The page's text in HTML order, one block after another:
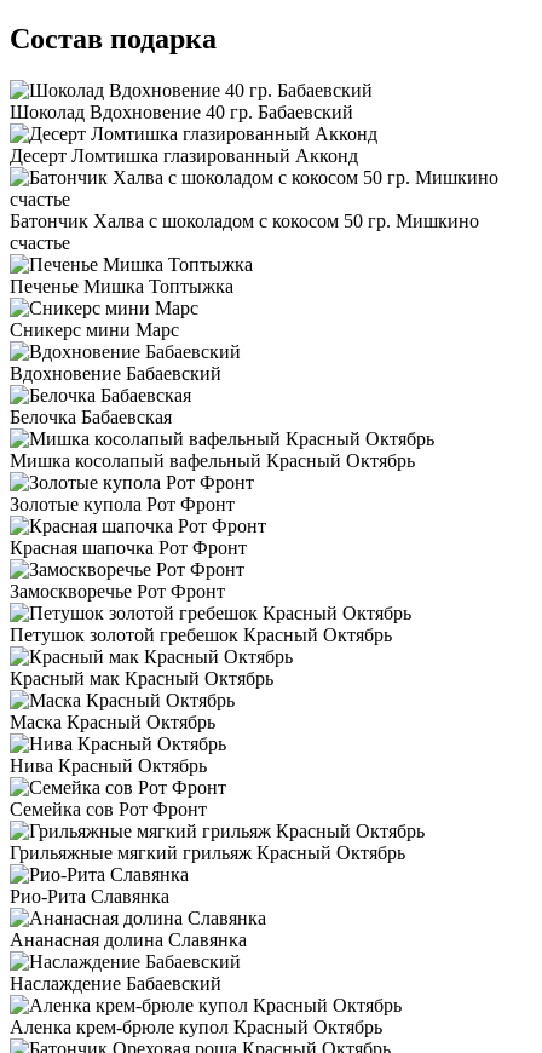
Состав подарка
Шоколад Вдохновение 40 гр. Бабаевский
Десерт Ломтишка глазированный Акконд
Батончик Халва с шоколадом с кокосом 50 гр. Мишкино
счастье
Печенье Мишка Топтыжка
Сникерс мини Марс
Вдохновение Бабаевский
Белочка Бабаевская
Мишка косолапый вафельный Красный Октябрь
Золотые купола Рот Фронт
Красная шапочка Рот Фронт
Замоскворечье Рот Фронт
Петушок золотой гребешок Красный Октябрь
Красный мак Красный Октябрь
Маска Красный Октябрь
Нива Красный Октябрь
Семейка сов Рот Фронт
Грильяжные мягкий грильяж Красный Октябрь
Рио-Рита Славянка
Ананасная долина Славянка
Наслаждение Бабаевский
Аленка крем-брюле купол Красный Октябрь